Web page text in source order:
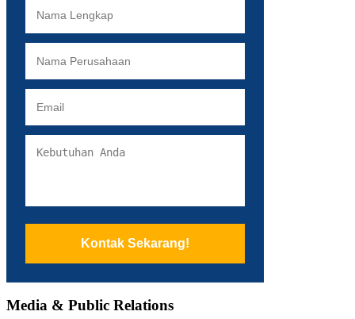
Kontak Sekarang!
Media & Public Relations